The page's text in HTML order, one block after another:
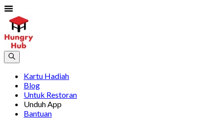
Kartu Hadiah
Blog
Untuk Restoran
Unduh App
Bantuan